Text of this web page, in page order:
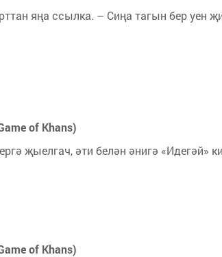
яңа ссылка. – Сиңа тагын бер уен
of Khans)
җыелгач, әти белән әнигә «Идегәй»
of Khans)